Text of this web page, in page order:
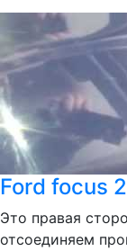
Ford focus
Это правая
отсоединяем